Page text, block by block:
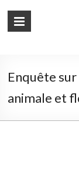
Enquête
animale et